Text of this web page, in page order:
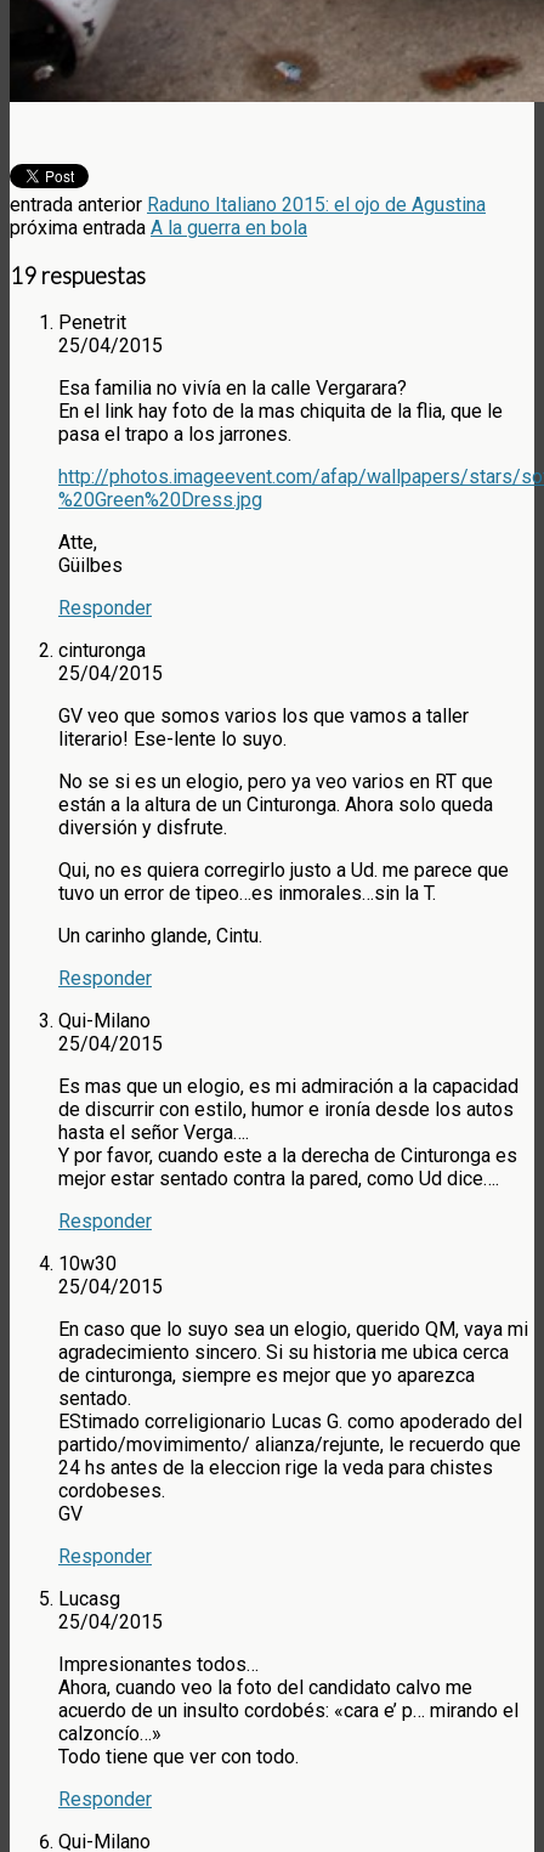
entrada anterior Raduno Italiano 2015: el ojo de Agustina
próxima entrada A la guerra en bola
19 respuestas
Penetrit
25/04/2015
Esa familia no vivía en la calle Vergarara?
En el link hay foto de la mas chiquita de la flia, que le
pasa el trapo a los jarrones.
http://photos.imageevent.com/afap/wallpapers/stars/
%20Green%20Dress.jpg
Atte,
Güilbes
Responder
cinturonga
25/04/2015
GV veo que somos varios los que vamos a taller
literario! Ese-lente lo suyo.
No se si es un elogio, pero ya veo varios en RT que
están a la altura de un Cinturonga. Ahora solo queda
diversión y disfrute.
Qui, no es quiera corregirlo justo a Ud. me parece que
tuvo un error de tipeo…es inmorales…sin la T.
Un carinho glande, Cintu.
Responder
Qui-Milano
25/04/2015
Es mas que un elogio, es mi admiración a la capacidad
de discurrir con estilo, humor e ironía desde los autos
hasta el señor Verga….
Y por favor, cuando este a la derecha de Cinturonga es
mejor estar sentado contra la pared, como Ud dice….
Responder
10w30
25/04/2015
En caso que lo suyo sea un elogio, querido QM, vaya mi
agradecimiento sincero. Si su historia me ubica cerca
de cinturonga, siempre es mejor que yo aparezca
sentado.
EStimado correligionario Lucas G. como apoderado del
partido/movimimento/ alianza/rejunte, le recuerdo que
24 hs antes de la eleccion rige la veda para chistes
cordobeses.
GV
Responder
Lucasg
25/04/2015
Impresionantes todos…
Ahora, cuando veo la foto del candidato calvo me
acuerdo de un insulto cordobés: «cara e’ p… mirando el
calzoncío…»
Todo tiene que ver con todo.
Responder
Qui-Milano